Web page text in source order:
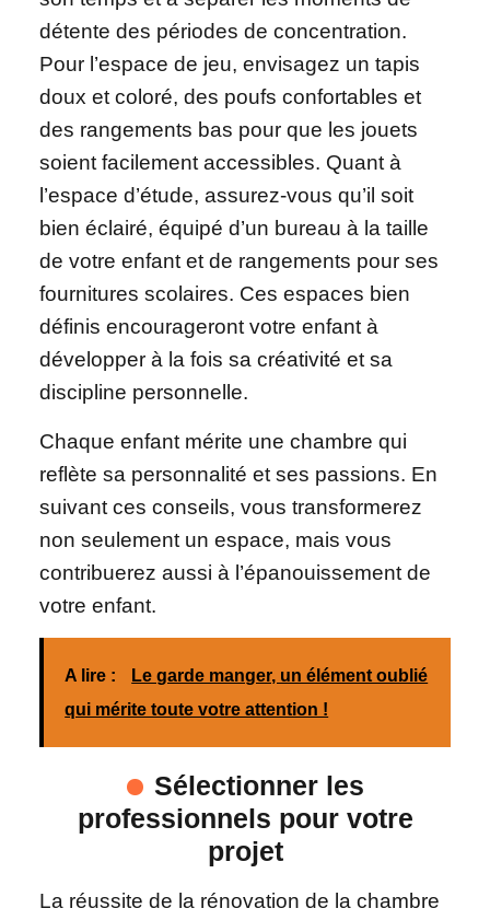
détente des périodes de concentration.
Pour l’espace de jeu, envisagez un tapis
doux et coloré, des poufs confortables et
des rangements bas pour que les jouets
soient facilement accessibles. Quant à
l’espace d’étude, assurez-vous qu’il soit
bien éclairé, équipé d’un bureau à la taille
de votre enfant et de rangements pour ses
fournitures scolaires. Ces espaces bien
définis encourageront votre enfant à
développer à la fois sa créativité et sa
discipline personnelle.
Chaque enfant mérite une chambre qui
reflète sa personnalité et ses passions. En
suivant ces conseils, vous transformerez
non seulement un espace, mais vous
contribuerez aussi à l’épanouissement de
votre enfant.
A lire :
Le garde manger, un élément oublié
qui mérite toute votre attention !
Sélectionner les
professionnels pour votre
projet
La réussite de la rénovation de la chambre